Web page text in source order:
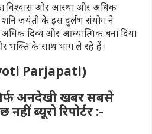
विश्वास और आस्था और अधिक
शनि जयंती के इस दुर्लभ संयोग ने
दिव्य और आध्यात्मिक बना दिया
भक्ति के साथ भाग ले रहे हैं।
Parjapati)
अनदेखी खबर सबसे
ब्यूरो रिपोर्टर :-